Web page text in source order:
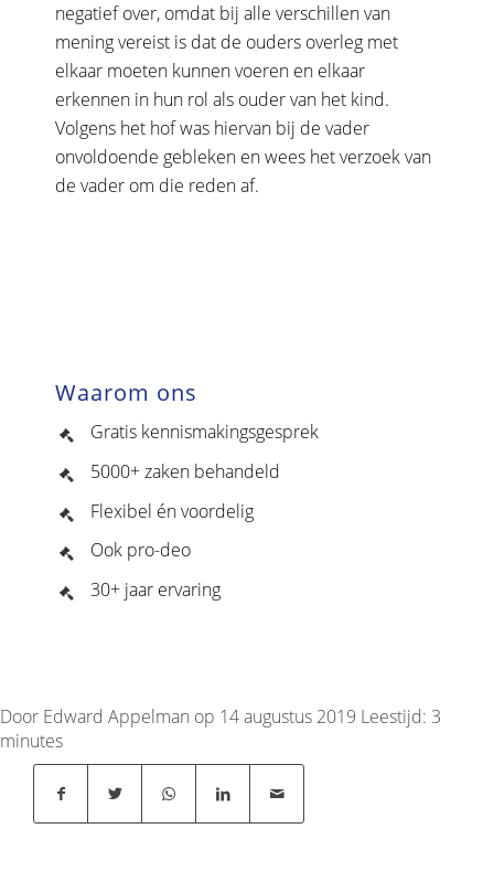
negatief over, omdat bij alle verschillen van
mening vereist is dat de ouders overleg met
elkaar moeten kunnen voeren en elkaar
erkennen in hun rol als ouder van het kind.
Volgens het hof was hiervan bij de vader
onvoldoende gebleken en wees het verzoek van
de vader om die reden af.
Waarom ons
Gratis kennismakingsgesprek
5000+ zaken behandeld
Flexibel én voordelig
Ook pro-deo
30+ jaar ervaring
Door Edward Appelman op 14 augustus 2019 Leestijd: 3
minutes